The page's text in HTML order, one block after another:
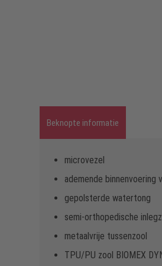
Beknopte informatie
microvezel
ademende binnenvoering
gepolsterde watertong
semi-orthopedische
metaalvrije tussenzool
TPU/PU zool BIOMEX